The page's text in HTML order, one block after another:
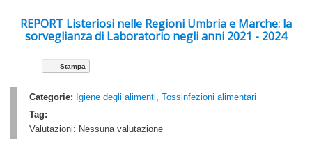
REPORT Listeriosi nelle Regioni Umbria e Marche: la
sorveglianza di Laboratorio negli anni 2021 - 2024
Stampa
Categorie: Igiene degli alimenti, Tossinfezioni alimentari
Tag:
Valutazioni: Nessuna valutazione